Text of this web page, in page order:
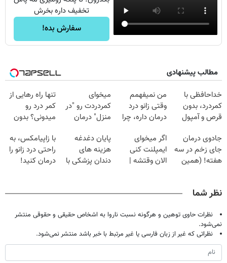
تخفیف داره بخرش
سفارش بده!
مطالب پیشنهادی
خداحافظی با
کمردرد، بدون
قرص و آمپول
من نمیفهمم
وقتی زانو درد
درمان داره، چرا
تحمل میکنی؟❗
میخوای
کمردردت رو "در
منزل" درمان
◂پرسش‌نامه)
تنها راه رهایی از
کمر درد رو
میدونی؟ بدون
(◂پرسش‌نامه)
جادوی درمان
جای زخم در سه
هفته! (همین
اگر میخوای
ایمپلنت کنی
الان وقتشه |
پایان دغدغه
هزینه های
دندان پزشکی با
با زاپیامکس، به
راحتی درد زانو را
درمان کنید!
نظر شما
نظرات حاوی توهین و هرگونه نسبت ناروا به اشخاص حقیقی و حقوقی منتشر
نمی‌شود.
نظراتی که غیر از زبان فارسی یا غیر مرتبط با خبر باشد منتشر نمی‌شود.